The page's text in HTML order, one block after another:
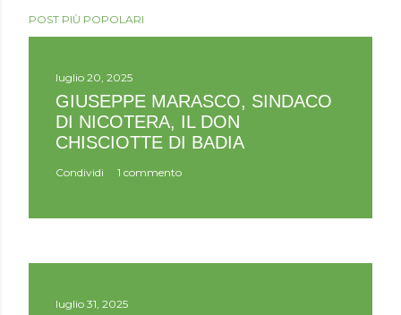
POST PIÙ POPOLARI
luglio 20, 2025
GIUSEPPE MARASCO, SINDACO
DI NICOTERA, IL DON
CHISCIOTTE DI BADIA
Condividi 1 commento
luglio 31, 2025